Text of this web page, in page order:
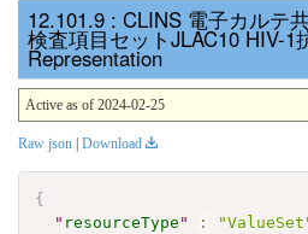
: CLINS 電子カルテ
検査項目セットJLAC10 HIV-1
Representation
Active as of 2024-02-25
Raw json | Download
{
" resourceType " :